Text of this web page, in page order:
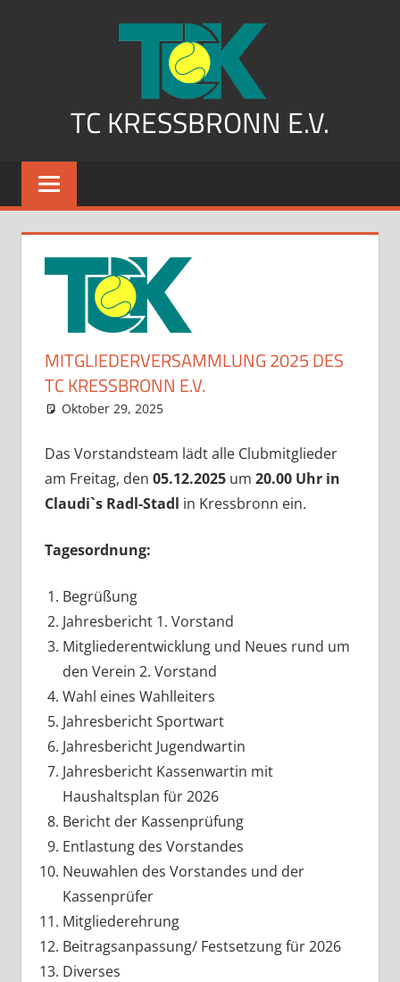
TC KRESSBRONN E.V.
MITGLIEDERVERSAMMLUNG 2025 DES
TC KRESSBRONN E.V.
Oktober 29, 2025
Das Vorstandsteam lädt alle Clubmitglieder
am Freitag, den 05.12.2025 um 20.00 Uhr in
Claudi`s Radl-Stadl in Kressbronn ein.
Tagesordnung:
Begrüßung
Jahresbericht 1. Vorstand
Mitgliederentwicklung und Neues rund um
den Verein 2. Vorstand
Wahl eines Wahlleiters
Jahresbericht Sportwart
Jahresbericht Jugendwartin
Jahresbericht Kassenwartin mit
Haushaltsplan für 2026
Bericht der Kassenprüfung
Entlastung des Vorstandes
Neuwahlen des Vorstandes und der
Kassenprüfer
Mitgliederehrung
Beitragsanpassung/ Festsetzung für 2026
Diverses